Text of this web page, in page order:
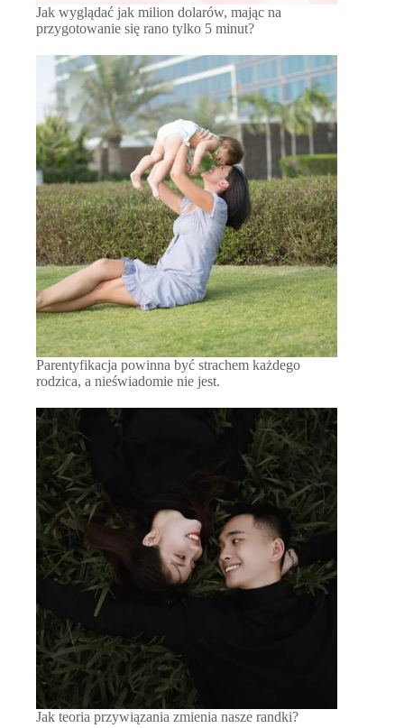
Jak wyglądać jak milion dolarów, mając na
przygotowanie się rano tylko 5 minut?
Parentyfikacja powinna być strachem każdego
rodzica, a nieświadomie nie jest.
Jak teoria przywiązania zmienia nasze randki?